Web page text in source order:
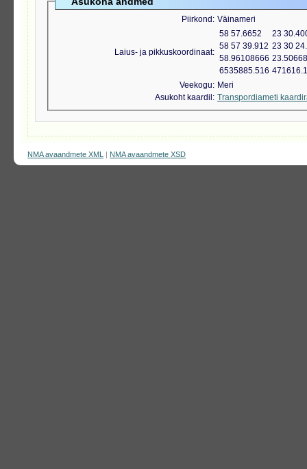
Piirkond Väinameri
Laius- ja pikkuskoordinaat
58 57.6652
23
58 57 39.912 23 30
58.96108666 23.50668
6535885.516
Veekogu
Meri
Asukoht kaardil
Transpordiameti
NMA avaandmete XML | NMA avaandmete XSD